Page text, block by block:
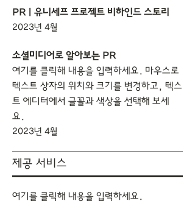
제공 서비스
여기를 클릭해 내용을 입력하세요.
PR | 유니세프 프로젝트 비하인드 스토리
2023년 4월
소셜미디어로 알아보는 PR
여기를 클릭해 내용을 입력하세요. 마우스로
텍스트 상자의 위치와 크기를 변경하고, 텍스
트 에디터에서 글꼴과 색상을 선택해 보세
요.
2023년 4월